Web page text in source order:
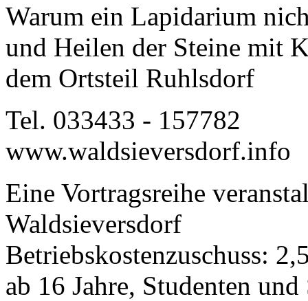
Warum ein Lapidarium
und Heilen der Steine mit
dem Ortsteil Ruhlsdorf
Tel. 033433 - 157782
www.waldsieversdorf.info
Eine Vortragsreihe
Waldsieversdorf
Betriebskostenzuschuss:
ab 16 Jahre, Studenten